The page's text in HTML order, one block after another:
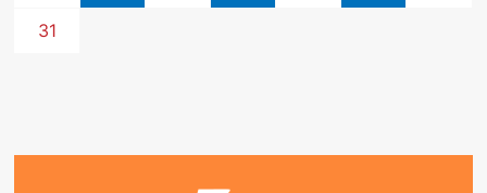
31